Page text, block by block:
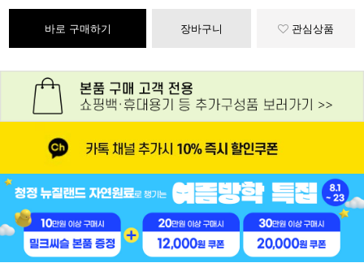
바로 구매하기 장바구니 관심상품